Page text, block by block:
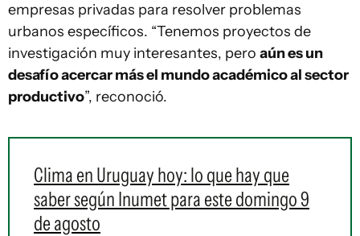
empresas privadas para resolver problemas
urbanos específicos. “Tenemos proyectos de
investigación muy interesantes, pero aún es un
desafío acercar más el mundo académico al sector
productivo”, reconoció.
Clima en Uruguay hoy: lo que hay que
saber según Inumet para este domingo 9
de agosto